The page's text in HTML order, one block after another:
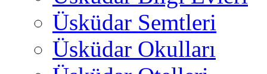
Üsküdar Semtleri
Üsküdar Okulları